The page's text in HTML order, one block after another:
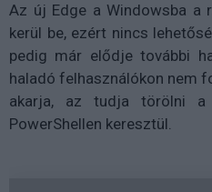
Az új Edge a Windowsba a
kerül be, ezért nincs
pedig már elődje további
haladó felhasználókon nem
akarja, az tudja törölni a
PowerShellen keresztül.